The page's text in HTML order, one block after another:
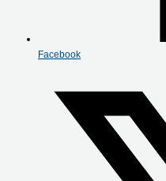
Facebook